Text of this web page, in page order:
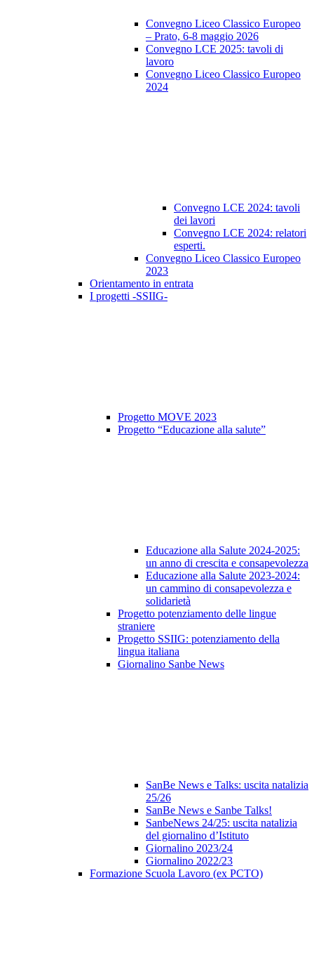
Convegno Liceo Classico Europeo
– Prato, 6-8 maggio 2026
Convegno LCE 2025: tavoli di
lavoro
Convegno Liceo Classico Europeo
2024
Convegno LCE 2024: tavoli
dei lavori
Convegno LCE 2024: relatori
esperti.
Convegno Liceo Classico Europeo
2023
Orientamento in entrata
I progetti -SSIIG-
Progetto MOVE 2023
Progetto “Educazione alla salute”
Educazione alla Salute 2024-2025:
un anno di crescita e consapevolezza
Educazione alla Salute 2023‑2024:
un cammino di consapevolezza e
solidarietà
Progetto potenziamento delle lingue
straniere
Progetto SSIIG: potenziamento della
lingua italiana
Giornalino Sanbe News
SanBe News e Talks: uscita natalizia
25/26
SanBe News e Sanbe Talks!
SanbeNews 24/25: uscita natalizia
del giornalino d’Istituto
Giornalino 2023/24
Giornalino 2022/23
Formazione Scuola Lavoro (ex PCTO)